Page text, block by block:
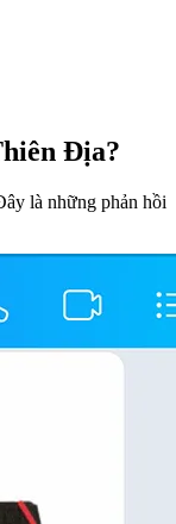
Địa?
là những phản hồi